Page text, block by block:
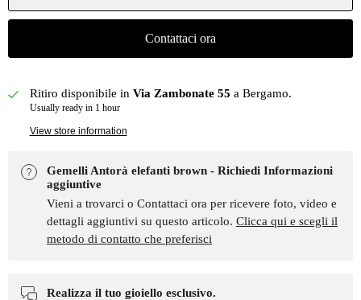
Contattaci ora
Ritiro disponibile in Via Zambonate 55 a Bergamo.
Usually ready in 1 hour
View store information
Gemelli Antorà elefanti brown - Richiedi Informazioni
aggiuntive
Vieni a trovarci o Contattaci ora per ricevere foto, video e
dettagli aggiuntivi su questo articolo. Clicca qui e scegli il
metodo di contatto che preferisci
Realizza il tuo gioiello esclusivo.